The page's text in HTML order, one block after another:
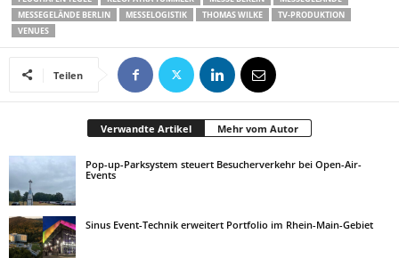
MESSEGELÄNDE BERLIN
MESSELOGISTIK THOMAS WILKE
TV-PRODUKTION
VENUES
Teilen
Verwandte Artikel Mehr vom Autor
Pop-up-Parksystem steuert Besucherverkehr bei Open-Air-
Events
Sinus Event-Technik erweitert Portfolio im Rhein-Main-Gebiet